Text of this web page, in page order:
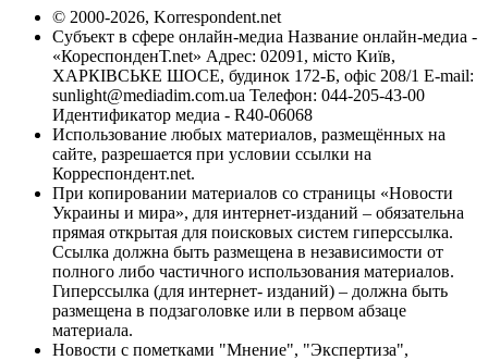
© 2000-2026, Korrespondent.net
Субъект в сфере онлайн-медиа Название онлайн-медиа -
«КореспонденТ.net» Адрес: 02091, місто Київ,
ХАРКІВСЬКЕ ШОСЕ, будинок 172-Б, офіс 208/1 E-mail:
sunlight@mediadim.com.ua Телефон: 044-205-43-00
Идентификатор медиа - R40-06068
Использование любых материалов, размещённых на
сайте, разрешается при условии ссылки на
Корреспондент.net.
При копировании материалов со страницы «Новости
Украины и мира», для интернет-изданий – обязательна
прямая открытая для поисковых систем гиперссылка.
Ссылка должна быть размещена в независимости от
полного либо частичного использования материалов.
Гиперссылка (для интернет- изданий) – должна быть
размещена в подзаголовке или в первом абзаце
материала.
Новости с пометками "Мнение", "Экспертиза",